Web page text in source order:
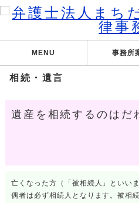
MENU 事務所
相続・遺言
遺産を相続するのはだ
亡くなった方（「被相続人」といい
偶者は必ず相続人となります。被相